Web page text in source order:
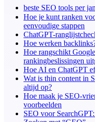
beste SEO tools per
Hoe je kunt ranken
eenvoudige stappen
ChatGPT-
Hoe werken
Hoe rangschikt
rankingbeslissingen
Hoe AI en ChatGPT
Wat is thin content in
altijd op?
Hoe maak je SEO-
voorbeelden
SEO voor